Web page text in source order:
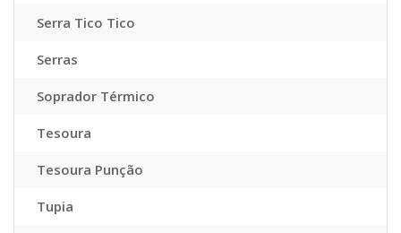
Serra Tico Tico
Serras
Soprador Térmico
Tesoura
Tesoura Punção
Tupia